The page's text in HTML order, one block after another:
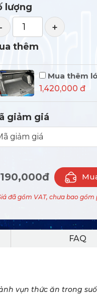
lượng
- +
thêm
Mua thêm
1,420,000 đ
giảm giá
đã gồm VAT, chưa bao
FAQ
vụn thức ăn trong